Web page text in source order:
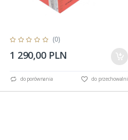
(0)
1 290,00 PLN
do porównania do przechowalni